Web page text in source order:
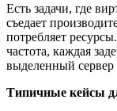
Есть задачи, где
съедает
потребляет
частота, каждая
выделенный
Типичные кейсы